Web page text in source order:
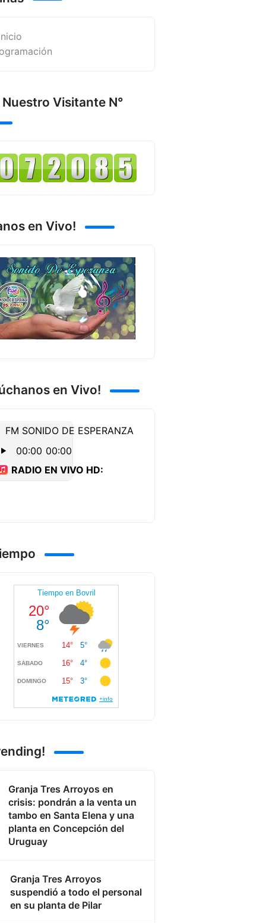
Visitante N°
en Vivo!
en Vivo!
Granja Tres Arroyos en
crisis: pondrán a la venta un
tambo en Santa Elena y una
planta en Concepción del
Uruguay
Granja Tres Arroyos
suspendió a todo el personal
en su planta de Pilar